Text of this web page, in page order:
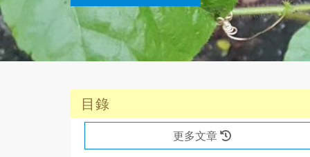
目錄
更多文章